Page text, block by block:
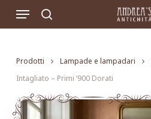
search
Menu
Prodotti Lampade e lampadari
Intagliato – Primi ‘900 Dorati